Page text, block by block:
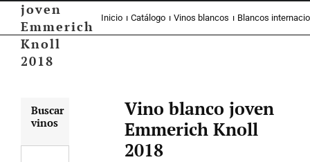
joven
Emmerich
Knoll
2018
Inicio Catálogo Vinos blancos Blancos
Vino blanco joven
Emmerich Knoll
2018
Buscar
vinos